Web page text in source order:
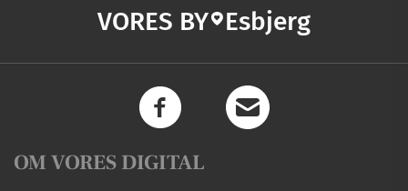
VORES BY Esbjerg
OM VORES DIGITAL